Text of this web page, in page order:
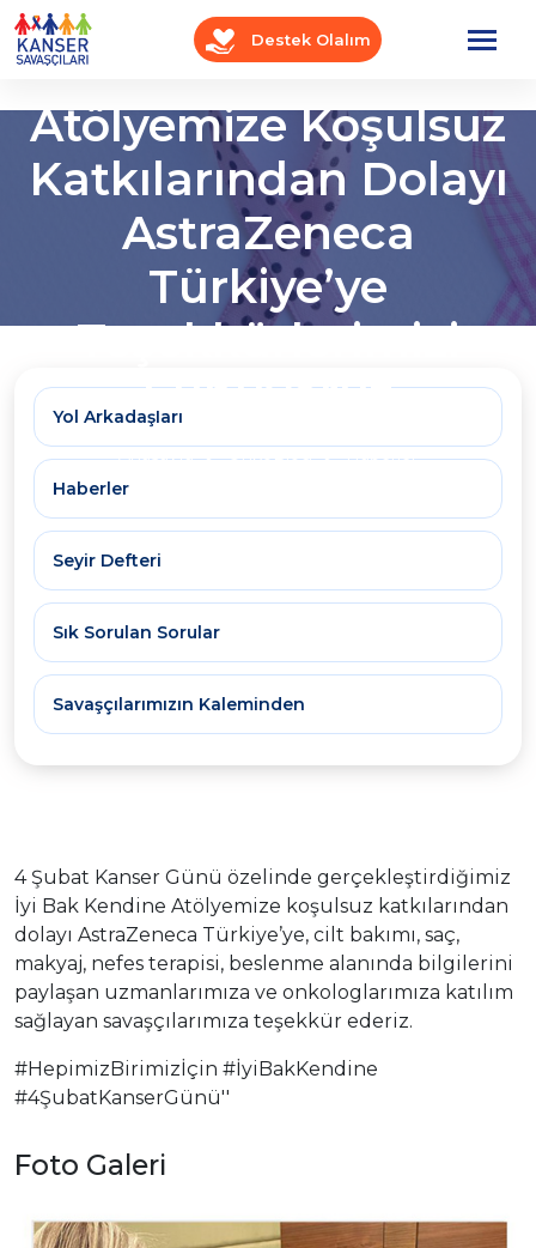
Destek Olalım
İyi Bak Kendine
Atölyemize Koşulsuz
Katkılarından Dolayı
AstraZeneca
Türkiye’ye
Teşekkürlerimizi
Sunuyoruz
Anasayfa OnkoBlog Haberler
Yol Arkadaşları
Haberler
Seyir Defteri
Sık Sorulan Sorular
Savaşçılarımızın Kaleminden
4 Şubat Kanser Günü özelinde gerçekleştirdiğimiz
İyi Bak Kendine Atölyemize koşulsuz katkılarından
dolayı AstraZeneca Türkiye’ye, cilt bakımı, saç,
makyaj, nefes terapisi, beslenme alanında bilgilerini
paylaşan uzmanlarımıza ve onkologlarımıza katılım
sağlayan savaşçılarımıza teşekkür ederiz.
#HepimizBirimizİçin #İyiBakKendine
#4ŞubatKanserGünü''
Foto Galeri